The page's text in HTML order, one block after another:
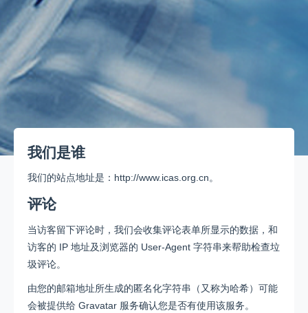
我们是谁
我们的站点地址是：http://www.icas.org.cn。
评论
当访客留下评论时，我们会收集评论表单所显示的数据，和
访客的 IP 地址及浏览器的 User-Agent 字符串来帮助检查垃
圾评论。
由您的邮箱地址所生成的匿名化字符串（又称为哈希）可能
会被提供给 Gravatar 服务确认您是否有使用该服务。